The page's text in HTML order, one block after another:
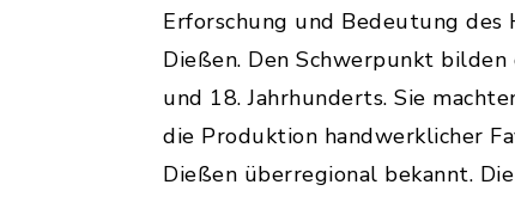
Erforschung und Bedeutung des
Dießen. Den Schwerpunkt bilden
und 18. Jahrhunderts. Sie
die Produktion handwerklicher
Dießen überregional bekannt. Die